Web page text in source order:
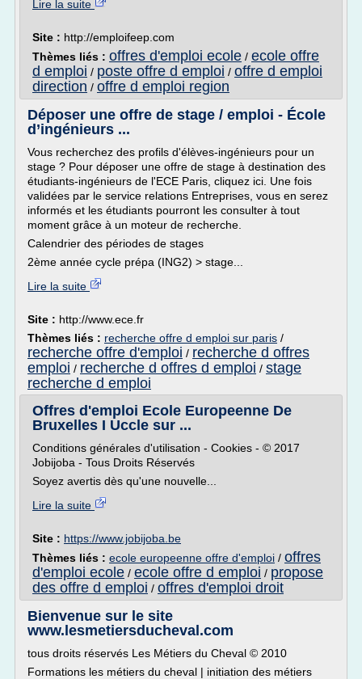
Lire la suite
Site : http://emploifeep.com
Thèmes liés : offres d'emploi ecole / ecole offre
d emploi / poste offre d emploi / offre d emploi
direction / offre d emploi region
Déposer une offre de stage / emploi - École
d’ingénieurs ...
Vous recherchez des profils d'élèves-ingénieurs pour un
stage ? Pour déposer une offre de stage à destination des
étudiants-ingénieurs de l'ECE Paris, cliquez ici. Une fois
validées par le service relations Entreprises, vous en serez
informés et les étudiants pourront les consulter à tout
moment grâce à un moteur de recherche.
Calendrier des périodes de stages
2ème année cycle prépa (ING2) > stage...
Lire la suite
Site : http://www.ece.fr
Thèmes liés : recherche offre d emploi sur paris /
recherche offre d'emploi / recherche d offres
emploi / recherche d offres d emploi / stage
recherche d emploi
Offres d'emploi Ecole Europeenne De
Bruxelles I Uccle sur ...
Conditions générales d'utilisation - Cookies - © 2017
Jobijoba - Tous Droits Réservés
Soyez avertis dès qu'une nouvelle...
Lire la suite
Site : https://www.jobijoba.be
Thèmes liés : ecole europeenne offre d'emploi / offres
d'emploi ecole / ecole offre d emploi / propose
des offre d emploi / offres d'emploi droit
Bienvenue sur le site
www.lesmetiersducheval.com
tous droits réservés Les Métiers du Cheval © 2010
Formations les métiers du cheval | initiation des métiers